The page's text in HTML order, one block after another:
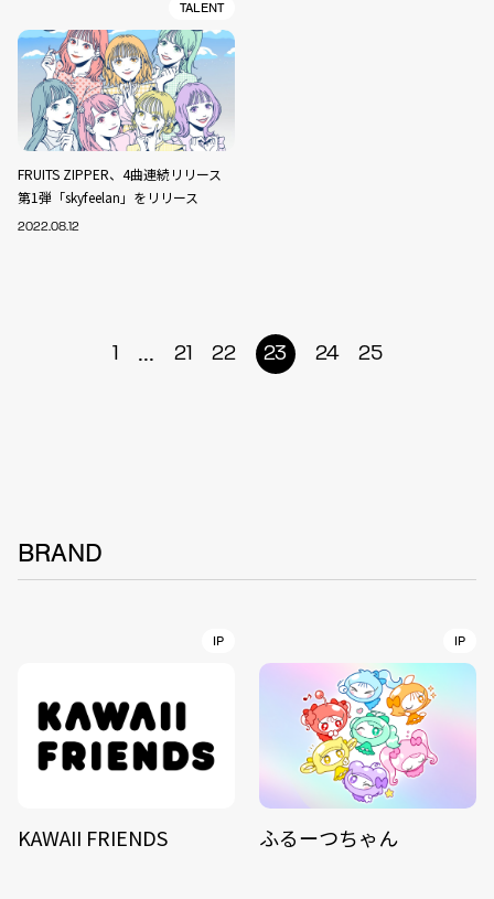
TALENT
FRUITS ZIPPER、4曲連続リリース
第1弾「skyfeelan」をリリース
2022.08.12
1 ... 21 22 23 24 25
BRAND
IP
KAWAII FRIENDS
IP
ふるーつちゃん